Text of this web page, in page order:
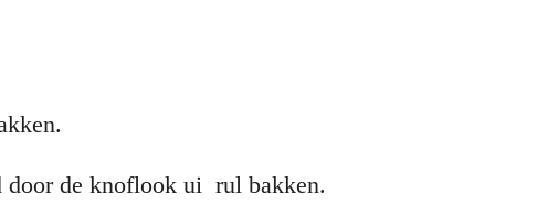
door de knoflook ui rul bakken.